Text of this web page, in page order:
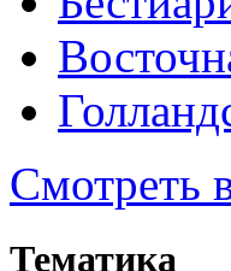
Смотреть
Тематика